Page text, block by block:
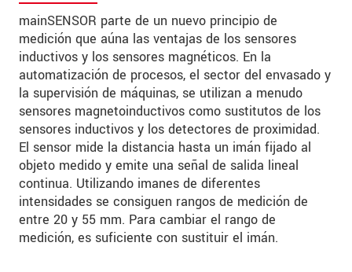
mainSENSOR parte de un nuevo principio de
medición que aúna las ventajas de los sensores
inductivos y los sensores magnéticos. En la
automatización de procesos, el sector del envasado y
la supervisión de máquinas, se utilizan a menudo
sensores magnetoinductivos como sustitutos de los
sensores inductivos y los detectores de proximidad.
El sensor mide la distancia hasta un imán fijado al
objeto medido y emite una señal de salida lineal
continua. Utilizando imanes de diferentes
intensidades se consiguen rangos de medición de
entre 20 y 55 mm. Para cambiar el rango de
medición, es suficiente con sustituir el imán.
Telephone
E-Mail *
Message*
* Mandatory fields
We treat your data confidentially. Please read our
data privacy statement.